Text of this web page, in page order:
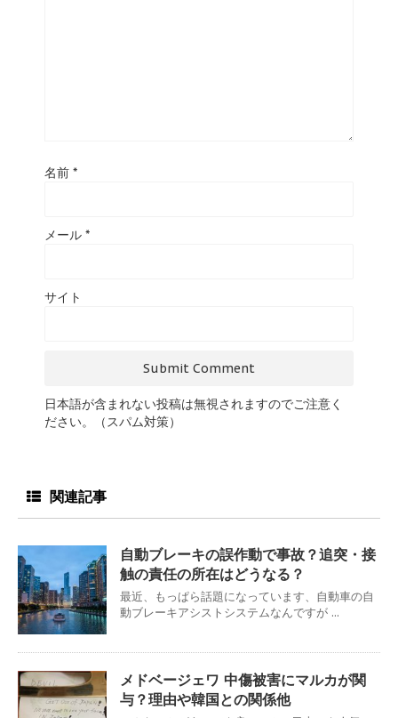
名前 *
メール *
サイト
日本語が含まれない投稿は無視されますのでご注意く
ださい。（スパム対策）
関連記事
自動ブレーキの誤作動で事故？追突・接
触の責任の所在はどうなる？
最近、もっぱら話題になっています、自動車の自
動ブレーキアシストシステムなんですが ...
メドベージェワ 中傷被害にマルカが関
与？理由や韓国との関係他